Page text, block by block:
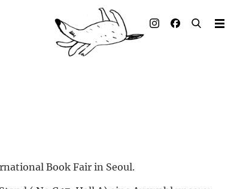
Book Fair in Seoul.
Illustrierte Bücher